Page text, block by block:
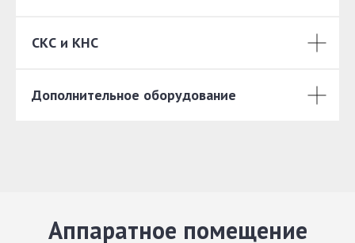
СКС и КНС
Дополнительное оборудование
Аппаратное помещение